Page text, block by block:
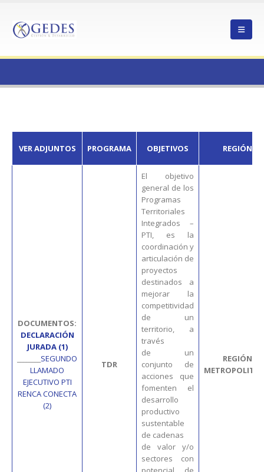
VER ADJUNTOS PROGRAMA OBJETIVOS REGIÓN
DOCUMENTOS:
DECLARACIÓN
JURADA (1)
SEGUNDO
LLAMADO
EJECUTIVO PTI
RENCA CONECTA
(2)
TDR
El objetivo
general de los
Programas
Territoriales
Integrados –
PTI, es la
coordinación y
articulación de
proyectos
destinados a
mejorar la
competitividad
de un
territorio, a
través
de un
conjunto de
acciones que
fomenten el
desarrollo
productivo
sustentable
de cadenas
de valor y/o
sectores con
REGIÓN